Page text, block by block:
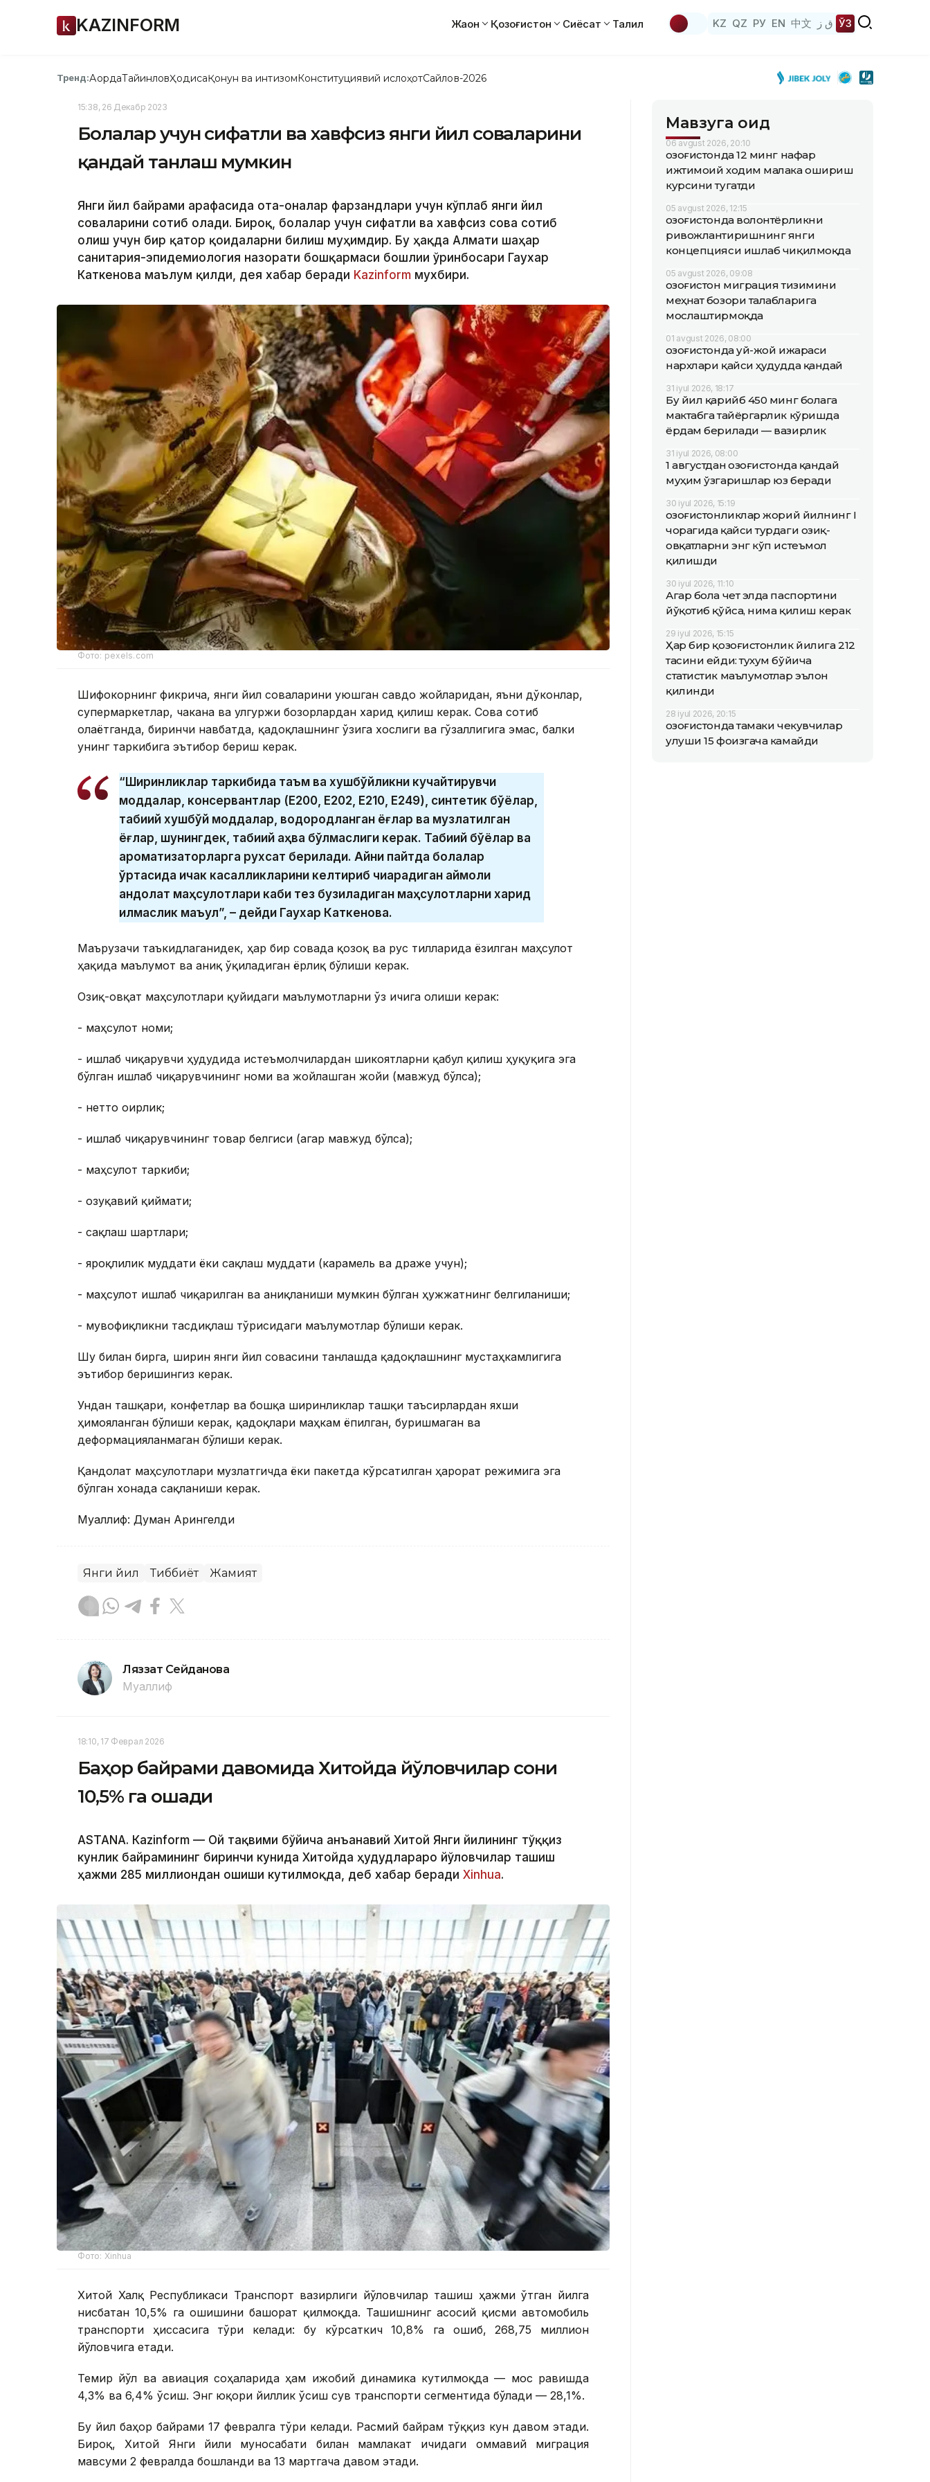
KAZINFORM Жаҳон Қозоғистон Сиёсат Таҳлил KZ QZ РУ EN 中文 ق ز ЎЗ
Тренд:АқордаТайинловҲодисаҚонун ва интизомКонституциявий ислоҳотСайлов-2026
15:38, 26 Декабр 2023
Болалар учун сифатли ва хавфсиз янги йил совғаларини
қандай танлаш мумкин
Янги йил байрами арафасида ота-оналар фарзандлари учун кўплаб янги йил
совғаларини сотиб олади. Бироқ, болалар учун сифатли ва хавфсиз совға сотиб
олиш учун бир қатор қоидаларни билиш муҳимдир. Бу ҳақда Алмати шаҳар
санитария-эпидемиология назорати бошқармаси бошлиғи ўринбосари Гаухар
Каткенова маълум қилди, дея хабар беради Kazinform мухбири.
Фото: pexels.com
Шифокорнинг фикрича, янги йил совғаларини уюшган савдо жойларидан, яъни дўконлар,
супермаркетлар, чакана ва улгуржи бозорлардан харид қилиш керак. Совға сотиб
олаётганда, биринчи навбатда, қадоқлашнинг ўзига хослиги ва гўзаллигига эмас, балки
унинг таркибига эътибор бериш керак.
“Ширинликлар таркибида таъм ва хушбўйликни кучайтирувчи
моддалар, консервантлар (Е200, Е202, Е210, Е249), синтетик бўёқлар,
табиий хушбўй моддалар, водородланган ёғлар ва музлатилган
ёғлар, шунингдек, табиий қаҳва бўлмаслиги керак. Табиий бўёқлар ва
ароматизаторларга рухсат берилади. Айни пайтда болалар
ўртасида ичак касалликларини келтириб чиқарадиган қаймоқли
қандолат маҳсулотлари каби тез бузиладиган маҳсулотларни харид
қилмаслик маъқул”, – дейди Гаухар Каткенова.
Маърузачи таъкидлаганидек, ҳар бир совғада қозоқ ва рус тилларида ёзилган маҳсулот
ҳақида маълумот ва аниқ ўқиладиган ёрлиқ бўлиши керак.
Озиқ-овқат маҳсулотлари қуйидаги маълумотларни ўз ичига олиши керак:
- маҳсулот номи;
- ишлаб чиқарувчи ҳудудида истеъмолчилардан шикоятларни қабул қилиш ҳуқуқига эга
бўлган ишлаб чиқарувчининг номи ва жойлашган жойи (мавжуд бўлса);
- нетто оғирлик;
- ишлаб чиқарувчининг товар белгиси (агар мавжуд бўлса);
- маҳсулот таркиби;
- озуқавий қиймати;
- сақлаш шартлари;
- яроқлилик муддати ёки сақлаш муддати (карамель ва драже учун);
- маҳсулот ишлаб чиқарилган ва аниқланиши мумкин бўлган ҳужжатнинг белгиланиши;
- мувофиқликни тасдиқлаш тўғрисидаги маълумотлар бўлиши керак.
Шу билан бирга, ширин янги йил совғасини танлашда қадоқлашнинг мустаҳкамлигига
эътибор беришингиз керак.
Ундан ташқари, конфетлар ва бошқа ширинликлар ташқи таъсирлардан яхши
ҳимояланган бўлиши керак, қадоқлари маҳкам ёпилган, буришмаган ва
деформацияланмаган бўлиши керак.
Қандолат маҳсулотлари музлатгичда ёки пакетда кўрсатилган ҳарорат режимига эга
бўлган хонада сақланиши керак.
Муаллиф: Думан Арғингелди
Янги йил Тиббиёт Жамият
Ляззат Сейданова
Муаллиф
18:10, 17 Феврал 2026
Баҳор байрами давомида Хитойда йўловчилар сони
10,5% га ошади
ASTANА. Кazinform — Ой тақвими бўйича анъанавий Хитой Янги йилининг тўққиз
кунлик байрамининг биринчи кунида Хитойда ҳудудлараро йўловчилар ташиш
ҳажми 285 миллиондан ошиши кутилмоқда, деб хабар беради Xinhua.
Фото: Xinhua
Хитой Халқ Республикаси Транспорт вазирлиги йўловчилар ташиш ҳажми ўтган йилга
нисбатан 10,5% га ошишини башорат қилмоқда. Ташишнинг асосий қисми автомобиль
транспорти ҳиссасига тўғри келади: бу кўрсаткич 10,8% га ошиб, 268,75 миллион
йўловчига етади.
Темир йўл ва авиация соҳаларида ҳам ижобий динамика кутилмоқда — мос равишда
4,3% ва 6,4% ўсиш. Энг юқори йиллик ўсиш сув транспорти сегментида бўлади — 28,1%.
Бу йил баҳор байрами 17 февралга тўғри келади. Расмий байрам тўққиз кун давом этади.
Бироқ, Хитой Янги йили муносабати билан мамлакат ичидаги оммавий миграция
мавсуми 2 февралда бошланди ва 13 мартгача давом этади.
Мавзуга оид
06 avgust 2026, 20:10
Қозоғистонда 12 минг нафар
ижтимоий ходим малака ошириш
курсини тугатди
05 avgust 2026, 12:15
Қозоғистонда волонтёрликни
ривожлантиришнинг янги
концепцияси ишлаб чиқилмоқда
05 avgust 2026, 09:08
Қозоғистон миграция тизимини
меҳнат бозори талабларига
мослаштирмоқда
01 avgust 2026, 08:00
Қозоғистонда уй-жой ижараси
нархлари қайси ҳудудда қандай
31 iyul 2026, 18:17
Бу йил қарийб 450 минг болага
мактабга тайёргарлик кўришда
ёрдам берилади — вазирлик
31 iyul 2026, 08:00
1 августдан Қозоғистонда қандай
муҳим ўзгаришлар юз беради
30 iyul 2026, 15:19
Қозоғистонликлар жорий йилнинг I
чорагида қайси турдаги озиқ-
овқатларни энг кўп истеъмол
қилишди
30 iyul 2026, 11:10
Агар бола чет элда паспортини
йўқотиб қўйса, нима қилиш керак
29 iyul 2026, 15:15
Ҳар бир қозоғистонлик йилига 212
тасини ейди: тухум бўйича
статистик маълумотлар эълон
қилинди
28 iyul 2026, 20:15
Қозоғистонда тамаки чекувчилар
улуши 15 фоизгача камайди